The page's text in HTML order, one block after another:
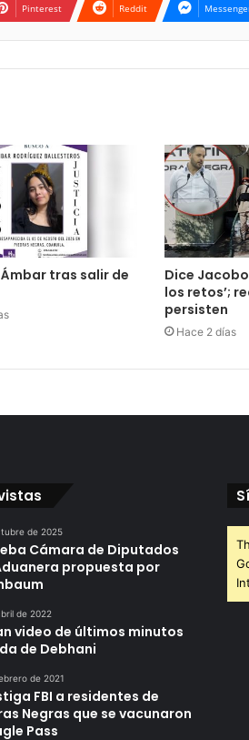
Pinterest Reddit
tras salir de
Dice
los retos’;
persisten
Hace 2 días
de 2025
Cámara de Diputados
propuesta por
de 2022
video de últimos minutos
de Debhani
de 2021
FBI a residentes de
Negras que se vacunaron
Pass